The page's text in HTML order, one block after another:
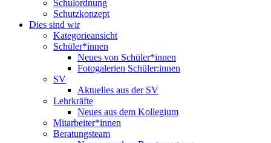
Schulordnung
Schutzkonzept
Dies sind wir
Kategorieansicht
Schüler*innen
Neues von Schüler*innen
Fotogalerien Schüler:innen
SV
Aktuelles aus der SV
Lehrkräfte
Neues aus dem Kollegium
Mitarbeiter*innen
Beratungsteam